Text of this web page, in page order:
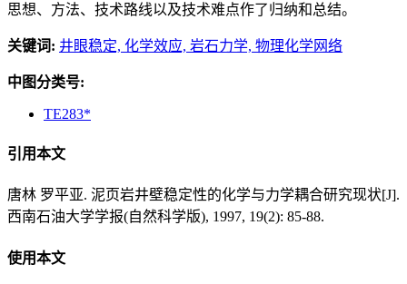
思想、方法、技术路线以及技术难点作了归纳和总结。
关键词: 井眼稳定, 化学效应, 岩石力学, 物理化学网络
中图分类号:
TE283*
引用本文
唐林 罗平亚. 泥页岩井壁稳定性的化学与力学耦合研究现状[J].
西南石油大学学报(自然科学版), 1997, 19(2): 85-88.
使用本文